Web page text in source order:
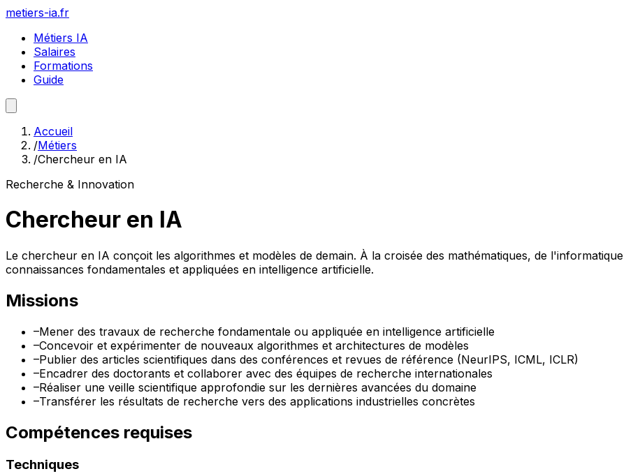
metiers-ia.fr
Métiers IA
Salaires
Formations
Guide
Accueil
/Métiers
/Chercheur en IA
Recherche & Innovation
Chercheur en IA
Le chercheur en IA conçoit les algorithmes et modèles de demain. À la croisée des mathématiques, de
connaissances fondamentales et appliquées en intelligence artificielle.
Missions
–Mener des travaux de recherche fondamentale ou appliquée en intelligence artificielle
–Concevoir et expérimenter de nouveaux algorithmes et architectures de modèles
–Publier des articles scientifiques dans des conférences et revues de référence (NeurIPS, ICML, ICLR)
–Encadrer des doctorants et collaborer avec des équipes de recherche internationales
–Réaliser une veille scientifique approfondie sur les dernières avancées du domaine
–Transférer les résultats de recherche vers des applications industrielles concrètes
Compétences requises
Techniques